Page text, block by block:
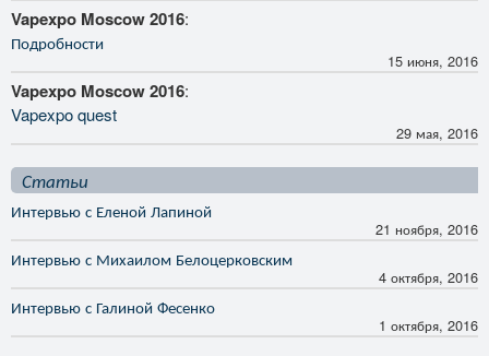
Vapexpo Moscow 2016:
Подробности
15 июня, 2016
Vapexpo Moscow 2016:
Vapexpo quest
29 мая, 2016
Статьи
Интервью с Еленой Лапиной
21 ноября, 2016
Интервью с Михаилом Белоцерковским
4 октября, 2016
Интервью с Галиной Фесенко
1 октября, 2016